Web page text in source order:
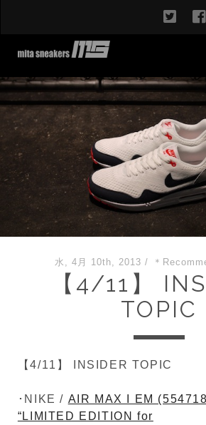
水, 4月 10th, 2013 / ＊
【4/11】
TOPIC
【4/11】 INSIDER TOPIC
･NIKE / AIR MAX I EM
“LIMITED EDITION for